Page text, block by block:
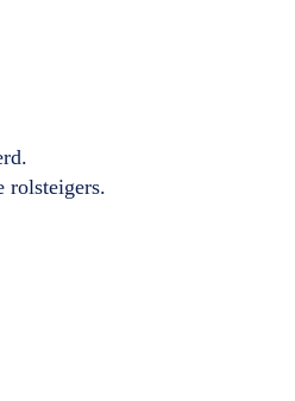
rolsteigers.